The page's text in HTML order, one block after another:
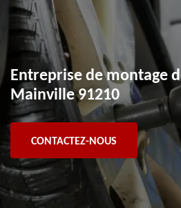
Entreprise de montage
Mainville 91210
CONTACTEZ-NOUS